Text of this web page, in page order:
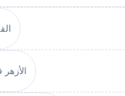
الأزهر